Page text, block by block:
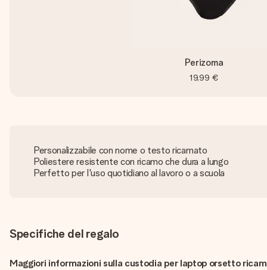
Perizoma
19,99 €
Personalizzabile con nome o testo ricamato
Poliestere resistente con ricamo che dura a lungo
Perfetto per l'uso quotidiano al lavoro o a scuola
Specifiche del regalo
Maggiori informazioni sulla custodia per laptop orsetto